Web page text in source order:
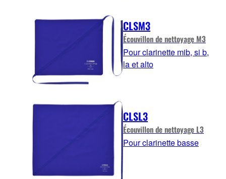
CLSM3
Écouvillon de nettoyage M3
Pour clarinette mib, si b,
la et alto
CLSL3
Écouvillon de nettoyage L3
Pour clarinette basse